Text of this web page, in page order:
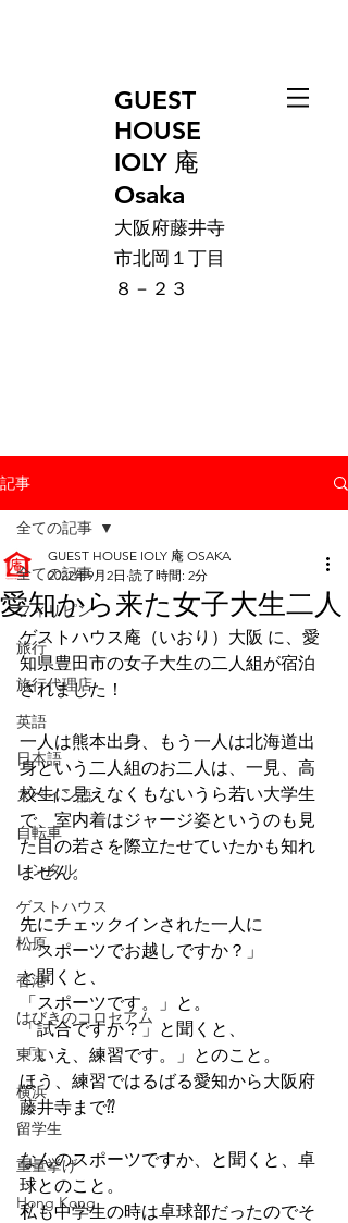
GUEST
HOUSE
IOLY 庵
Osaka
大阪府藤井寺
市北岡１丁目
８－２３
記事
全ての記事
フィリピン
旅行
旅行代理店
英語
日本語
スペイン語
自転車
レンタル
ゲストハウス
松原
香港
はびきのコロセアム
東京
横浜
留学生
重量挙げ
Hong Kong
全ての記事
愛知から来た女子大生二人
GUEST HOUSE IOLY 庵 OSAKA
2022年9月2日 読了時間: 2分
ゲストハウス庵（いおり）大阪 に、愛
知県豊田市の女子大生の二人組が宿泊
されました！
一人は熊本出身、もう一人は北海道出
身という二人組のお二人は、一見、高
校生に見えなくもないうら若い大学生
で、室内着はジャージ姿というのも見
た目の若さを際立たせていたかも知れ
ません。
先にチェックインされた一人に
「スポーツでお越しですか？」
と聞くと、
「スポーツです。」と。
「試合ですか？」と聞くと、
「いえ、練習です。」とのこと。
ほう、練習ではるばる愛知から大阪府
藤井寺まで⁇
なんのスポーツですか、と聞くと、卓
球とのこと。
私も中学生の時は卓球部だったのでそ